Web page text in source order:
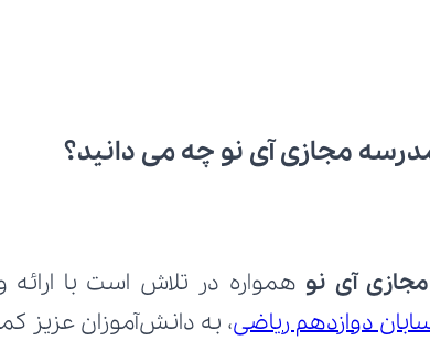
مدرسه مجازی آی نو چه می‌ دانید؟
آی نو
دوازدهم ریاضی